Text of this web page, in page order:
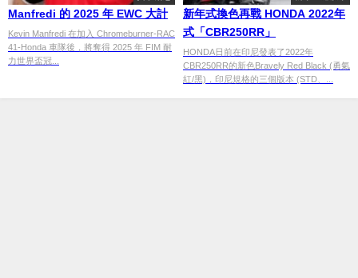
Manfredi 的 2025 年 EWC 大計
Kevin Manfredi 在加入 Chromeburner-RAC
41-Honda 車隊後，將奪得 2025 年 FIM 耐
力世界盃冠...
新年式換色再戰 HONDA 2022年
式「CBR250RR」
HONDA日前在印尼發表了2022年
CBR250RR的新色Bravely Red Black (勇氣
紅/黑)，印尼規格的三個版本 (STD、...